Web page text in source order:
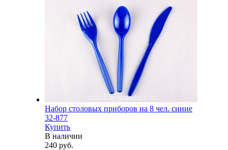
Набор столовых приборов на 8 чел. синие
32-877
Купить
В наличии
240 руб.